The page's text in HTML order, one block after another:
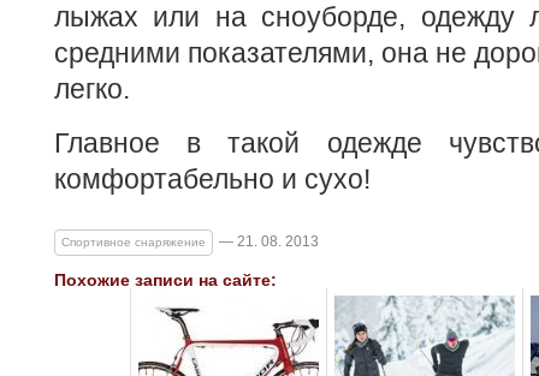
лыжах или на сноуборде, одежду
средними показателями, она не
легко.
Главное в такой одежде
комфортабельно и сухо!
Спортивное снаряжение — 21. 08. 2013
Похожие записи на сайте: